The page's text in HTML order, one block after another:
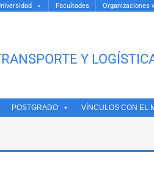
Facultades Organizaciones
Y
POSTGRADO VÍNCULOS CON EL